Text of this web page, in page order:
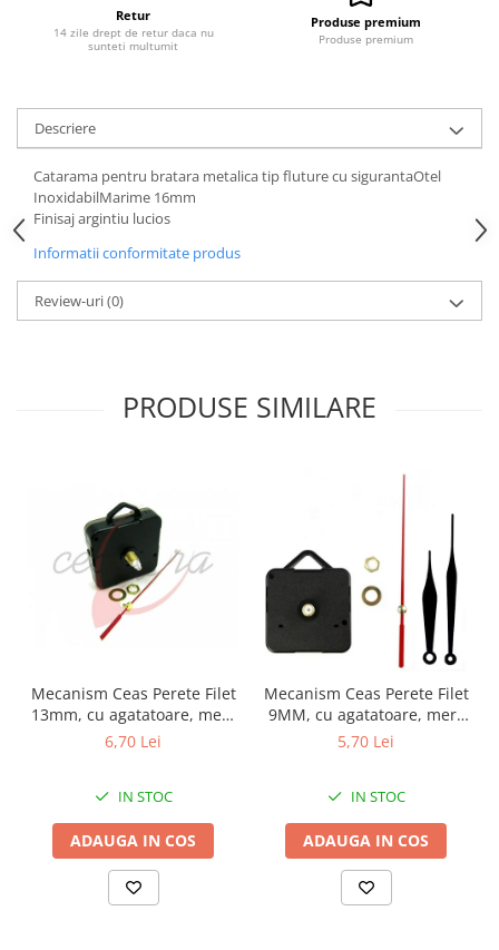
Retur
14 zile drept de retur daca nu
sunteti multumit
Produse premium
Produse premium
Descriere
Catarama pentru bratara metalica tip fluture cu sigurantaOtel
InoxidabilMarime 16mm
Finisaj argintiu lucios
Informatii conformitate produs
Review-uri(0)
PRODUSE SIMILARE
Mecanism Ceas Perete Filet
13mm, cu agatatoare, mers
continuu, repere incluse
6,70 Lei
IN STOC
ADAUGA IN COS
Mecanism Ceas Perete Filet
9MM, cu agatatoare, mers
continuu, repere incluse
5,70 Lei
IN STOC
ADAUGA IN COS